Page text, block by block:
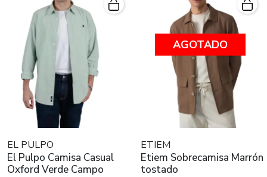
EL PULPO
El Pulpo Camisa Casual
Oxford Verde Campo
AGOTADO
ETIEM
Etiem Sobrecamisa Marrón
tostado